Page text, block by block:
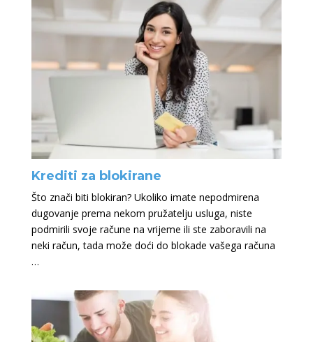
Krediti za blokirane
Što znači biti blokiran? Ukoliko imate nepodmirena
dugovanje prema nekom pružatelju usluga, niste
podmirili svoje račune na vrijeme ili ste zaboravili na
neki račun, tada može doći do blokade vašega računa
…